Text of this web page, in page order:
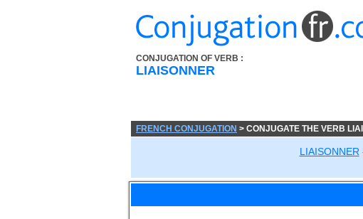
CONJUGATION OF VERB :
LIAISONNER
FRENCH CONJUGATION > CONJUGATE THE VERB
LIAISONNER